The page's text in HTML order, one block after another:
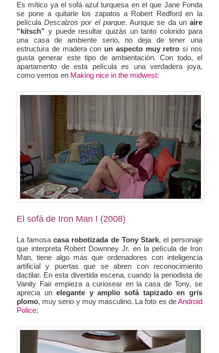
Es mítico ya el sofá azul turquesa en el que Jane Fonda
se pone a quitarle los zapatos a Robert Redford en la
películaDescalzos por el parque. Aunque se da un aire
“kitsch” y puede resultar quizás un tanto colorido para
una casa de ambiente serio, no deja de tener una
estructura de madera con un aspecto muy retro si nos
gusta generar este tipo de ambientación. Con todo, el
apartamento de esta película es una verdadera joya,
como vemos en Making nice in the midwest:
El sofá de Iron Man I (2008)
La famosacasa robotizada de Tony Stark, el personaje
que interpreta Robert Downney Jr. en la película de Iron
Man, tiene algo más que ordenadores con inteligencia
artificial y puertas que se abren con reconocimiento
dactilar. En esta divertida escena, cuando la periodista de
Vanity Fair empieza a curiosear en la casa de Tony, se
aprecia unelegante y amplio sofá tapizado en gris
plomo, muy serio y muy masculino. La foto es deAndroid
Police: